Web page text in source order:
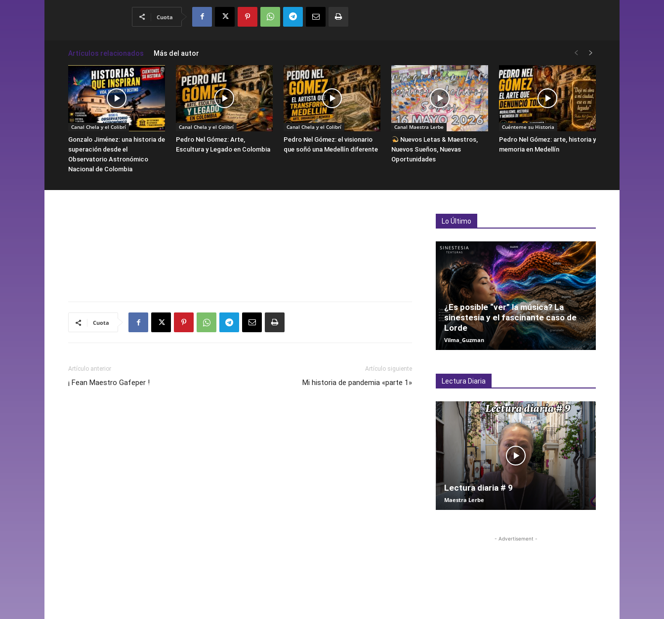
Cuota
Artículos relacionados Más del autor
Canal Chela y el Colibrí
Gonzalo Jiménez: una historia de
superación desde el
Observatorio Astronómico
Nacional de Colombia
Canal Chela y el Colibrí
Pedro Nel Gómez: Arte,
Escultura y Legado en Colombia
Canal Chela y el Colibrí
Pedro Nel Gómez: el visionario
que soñó una Medellín diferente
Canal Maestra Lerbe
Nuevos Letas & Maestros,
Nuevos Sueños, Nuevas
Oportunidades
Cuénteme su Historia
Pedro Nel Gómez: arte, historia y
memoria en Medellín
Cuota
Artículo anterior
¡ Fean Maestro Gafeper !
Artículo siguiente
Mi historia de pandemia «parte 1»
Lo Último
¿Es posible “ver” la música? La
sinestesia y el fascinante caso de
Lorde
Vilma_Guzman
Lectura Diaria
Lectura diaria # 9
Maestra Lerbe
- Advertisement -